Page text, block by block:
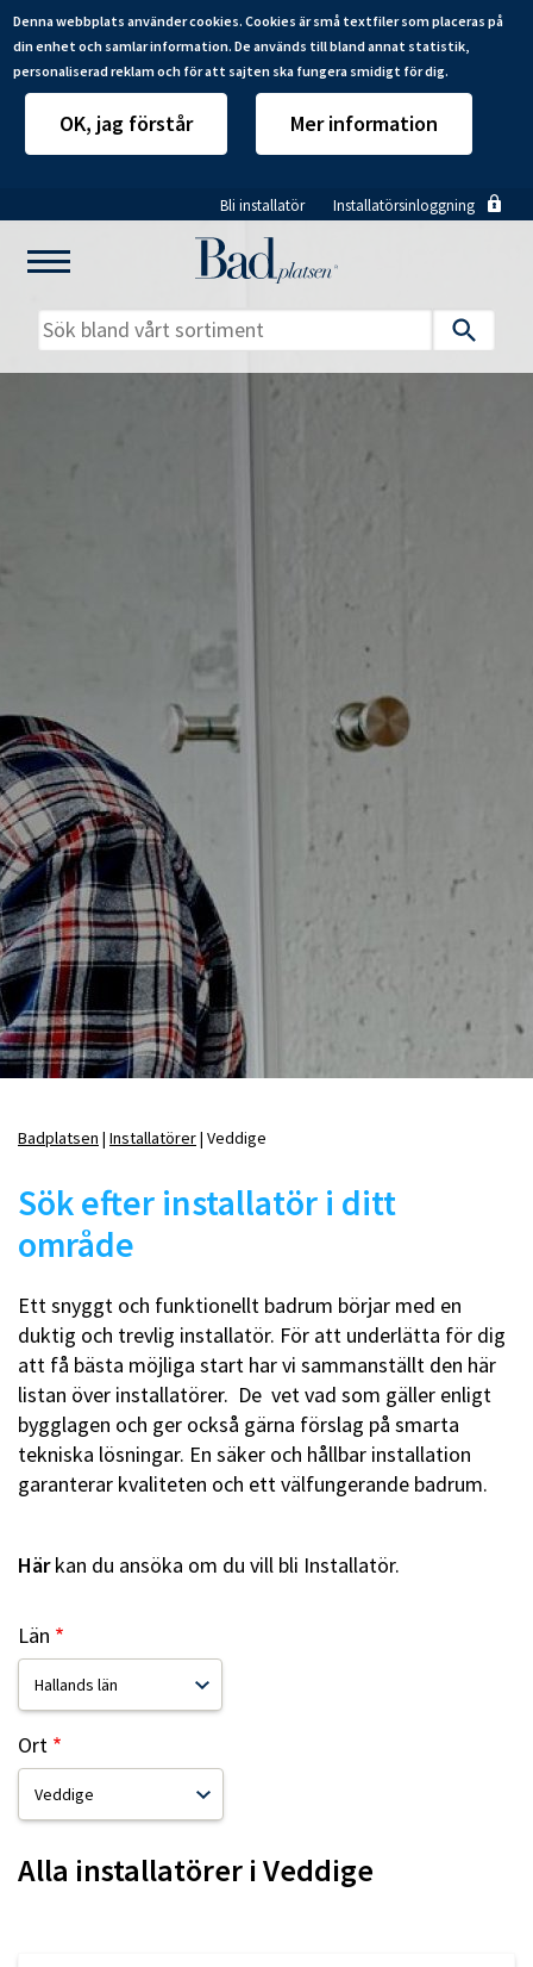
Denna webbplats använder cookies. Cookies är små textfiler som placeras på
din enhet och samlar information. De används till bland annat statistik,
personaliserad reklam och för att sajten ska fungera smidigt för dig.
OK, jag förstår Mer information
till
huvudinnehåll
Bli installatör Installatörsinloggning
Våra varumärken
Badplatsen Installatörer Veddige
Sök efter installatör i ditt
område
Ett snyggt och funktionellt badrum börjar med en
duktig och trevlig installatör. För att underlätta för dig
att få bästa möjliga start har vi sammanställt den här
listan över installatörer. De vet vad som gäller enligt
bygglagen och ger också gärna förslag på smarta
tekniska lösningar. En säker och hållbar installation
garanterar kvaliteten och ett välfungerande badrum.
Härkan du ansöka om du vill bli Installatör.
Län
Ort
Alla installatörer i Veddige